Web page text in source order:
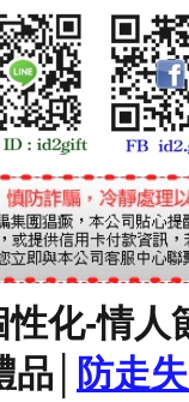
性化-情人
品
防走